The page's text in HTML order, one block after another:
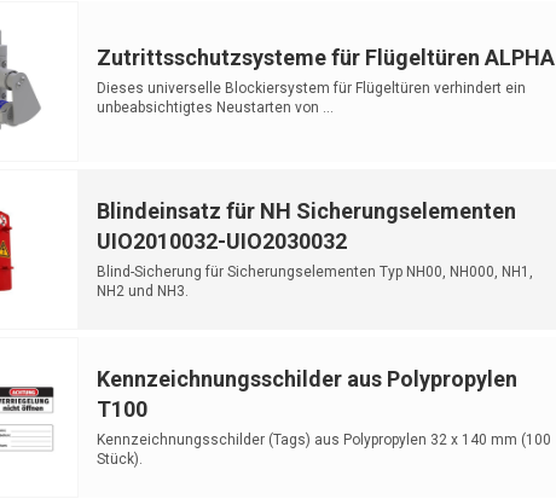
Zutrittsschutzsysteme für Flügeltüren ALPHA
Dieses universelle Blockiersystem für Flügeltüren verhindert ein
unbeabsichtigtes Neustarten von ...
Blindeinsatz für NH Sicherungselementen
UIO2010032-UIO2030032
Blind-Sicherung für Sicherungselementen Typ NH00, NH000, NH1,
NH2 und NH3.
Kennzeichnungsschilder aus Polypropylen
T100
Kennzeichnungsschilder (Tags) aus Polypropylen 32 x 140 mm (100
Stück).